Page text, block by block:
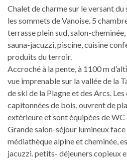
Chalet de charme sur le versant
les sommets de Vanoise. 5
terrasse plein sud, salon-
sauna-jacuzzi, piscine, cuisine
produits du terroir.
Accroché à la pente, à 1100 m
vue imprenable sur la vallée de la
de ski de la Plagne et des Arcs.
capitonnées de bois, ouvrent de
extérieure et sont équipées de WC
Grande salon-séjour lumineux
médiathèque alpine et cheminée,
jacuzzi. petits- déjeuners copieux